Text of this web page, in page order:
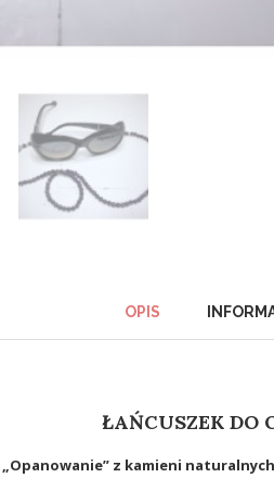
OPIS
ŁAŃCUSZEK DO
„Opanowanie” z kamieni